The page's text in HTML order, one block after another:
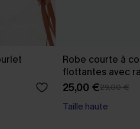
Robe courte à
flottantes avec
25,00 €29,00 €
Taille haute